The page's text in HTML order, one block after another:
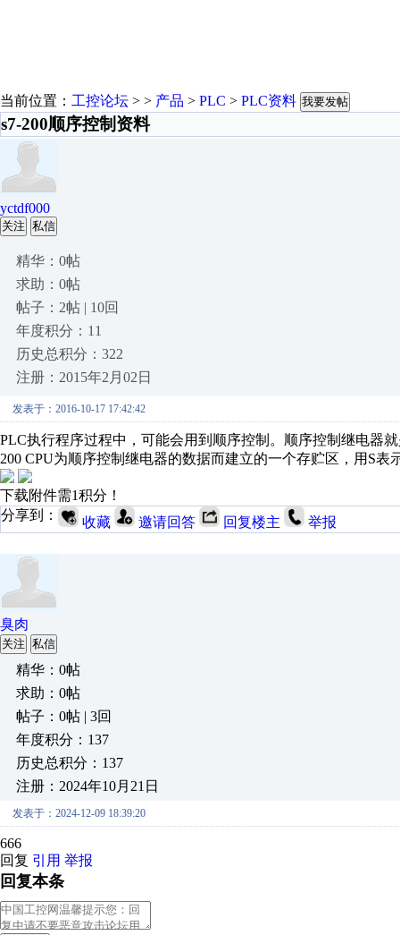
当前位置： 工控论坛 > > 产品 > PLC > PLC资料 我要发帖
s7-200顺序控制资料
yctdf000
关注 私信
精华：0帖
求助：0帖
帖子：2帖 | 10回
年度积分：11
历史总积分：322
注册：2015年2月02日
发表于：2016-10-17 17:42:42
PLC执行程序过程中，可能会用到顺序控制。顺序控制继电器
200 CPU为顺序控制继电器的数据而建立的一个存贮区，用S
下载附件需1积分！
分享到：
收藏 邀请回答 回复楼主 举报
臭肉
关注 私信
精华：0帖
求助：0帖
帖子：0帖 | 3回
年度积分：137
历史总积分：137
注册：2024年10月21日
发表于：2024-12-09 18:39:20
666
回复 引用 举报
回复本条